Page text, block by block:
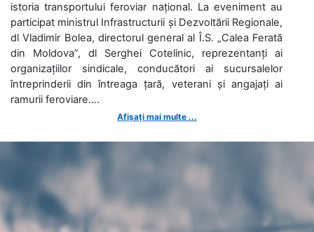
istoria transportului feroviar național. La eveniment au
participat ministrul Infrastructurii și Dezvoltării Regionale,
dl Vladimir Bolea, directorul general al Î.S. „Calea Ferată
din Moldova”, dl Serghei Cotelinic, reprezentanți ai
organizațiilor sindicale, conducători ai sucursalelor
întreprinderii din întreaga țară, veterani și angajați ai
ramurii feroviare....
Afișați mai multe ...